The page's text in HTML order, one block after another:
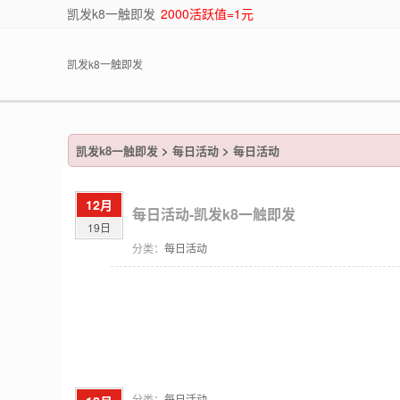
凯发k8一触即发 2000活跃值=1元
凯发k8一触即发
凯发k8一触即发> 每日活动> 每日活动
12月
19日
每日活动-凯发k8一触即发
分类： 每日活动